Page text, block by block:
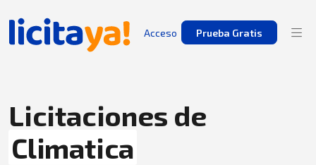
Acceso Prueba Gratis
Licitaciones de
Climatica